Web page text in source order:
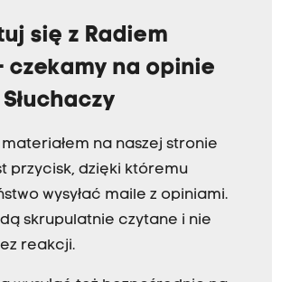
się z Radiem
czekamy na opinie
na naszej stronie
przycisk, dzięki któremu
wysyłać maile z opiniami.
skrupulatnie czytane i nie
reakcji.